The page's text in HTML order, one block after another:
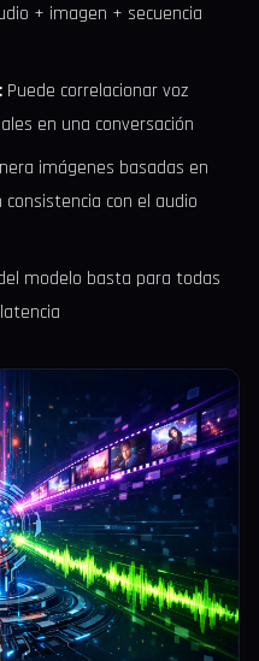
+ imagen + secuencia
Puede correlacionar voz
en una conversación
imágenes basadas en
con el audio
modelo basta para todas